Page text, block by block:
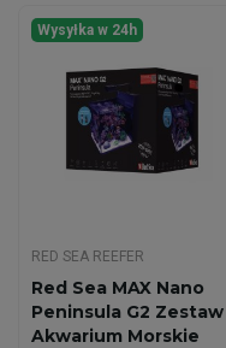
Wysyłka w 24h
RED SEA REEFER
Red Sea MAX Nano
Peninsula G2 Zestaw
Akwarium Morskie